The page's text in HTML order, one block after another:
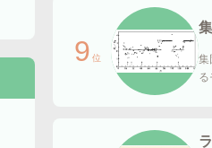
9 位
集
る